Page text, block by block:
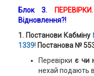
Блок 3.
Відновлення?!
1. Постанови Кабміну
1339! Постанова №
Перевірки є чи
нехай подають